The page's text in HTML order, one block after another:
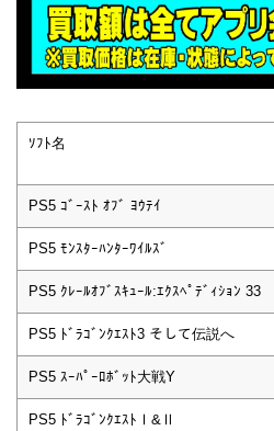
ｿﾌﾄ名
PS5 ｺﾞｰｽﾄ ｵﾌﾞ ﾖｳﾃｲ
PS5 ﾓﾝｽﾀｰﾊﾝﾀｰﾜｲﾙｽﾞ
PS5 ｸﾚｰﾙｵﾌﾞｽｷｭｰﾙ:ｴｸｽﾍﾟﾃﾞｨｼｮﾝ 33
PS5 ﾄﾞﾗｺﾞﾝｸｴｽﾄ3 そして伝説へ
PS5 ｽｰﾊﾟｰﾛﾎﾞｯﾄ大戦Y
PS5 ﾄﾞﾗｺﾞﾝｸｴｽﾄⅠ&Ⅱ